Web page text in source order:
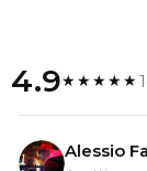
4.9★★★★★
Alessio